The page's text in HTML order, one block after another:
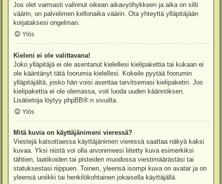
Jos olet varmasti valinnut oikean aikavyöhykkeen ja aika on silti
väärin, on palvelimen kellonaika väärin. Ota yhteyttä ylläpitäjään
korjataksesi ongelman.
Ylös
Kieleni ei ole valittavana!
Joko ylläpitäjä ei ole asentanut kielellesi kielipakettia tai kukaan ei
ole kääntänyt tätä foorumia kielellesi. Kokeile pyytää foorumin
ylläpitäjältä, josko hän voisi asentaa tarvitsemasi kielipaketin. Jos
kielipakettia ei ole olemassa, voit luoda uuden käännöksen.
Lisätietoja löytyy phpBB®:n sivuilta.
Ylös
Mitä kuvia on käyttäjänimeni vieressä?
Viestejä katsottaessa käyttäjänimen vieressä saattaa näkyä kaksi
kuvaa. Yksi niistä voi olla arvonimeesi liitetty kuva esimerkiksi
tähtien, laatikoiden tai pisteiden muodossa viestimäärästäsi tai
statuksestasi riippuen. Toinen, yleensä isompi kuva on avatar ja on
yleensä uniikki tai henkilökohtainen jokaisella käyttäjällä.